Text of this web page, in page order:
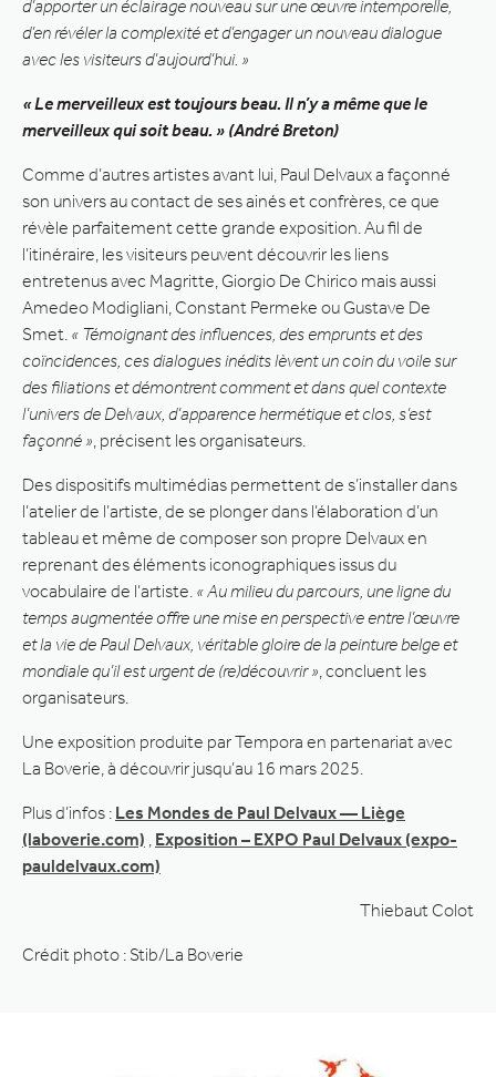
d’apporter un éclairage nouveau sur une œuvre intemporelle,
d’en révéler la complexité et d’engager un nouveau dialogue
avec les visiteurs d’aujourd’hui. »
« Le merveilleux est toujours beau. Il n’y a même que le
merveilleux qui soit beau. » (André Breton)
Comme d’autres artistes avant lui, Paul Delvaux a façonné
son univers au contact de ses ainés et confrères, ce que
révèle parfaitement cette grande exposition. Au fil de
l’itinéraire, les visiteurs peuvent découvrir les liens
entretenus avec Magritte, Giorgio De Chirico mais aussi
Amedeo Modigliani, Constant Permeke ou Gustave De
Smet. « Témoignant des influences, des emprunts et des
coïncidences, ces dialogues inédits lèvent un coin du voile sur
des filiations et démontrent comment et dans quel contexte
l’univers de Delvaux, d’apparence hermétique et clos, s’est
façonné » , précisent les organisateurs.
Des dispositifs multimédias permettent de s’installer dans
l’atelier de l’artiste, de se plonger dans l’élaboration d’un
tableau et même de composer son propre Delvaux en
reprenant des éléments iconographiques issus du
vocabulaire de l’artiste. « Au milieu du parcours, une ligne du
temps augmentée offre une mise en perspective entre l’œuvre
et la vie de Paul Delvaux, véritable gloire de la peinture belge et
mondiale qu’il est urgent de (re)découvrir » , concluent les
organisateurs.
Une exposition produite par Tempora en partenariat avec
La Boverie, à découvrir jusqu’au 16 mars 2025.
Plus d’infos : Les Mondes de Paul Delvaux — Liège
(laboverie.com) Exposition – EXPO Paul Delvaux (expo-
pauldelvaux.com)
Thiebaut Colot
Crédit photo : Stib/La Boverie